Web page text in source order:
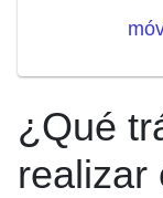
¿Qué
realizar